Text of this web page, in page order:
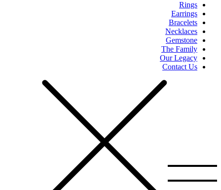
Rings
Earrings
Bracelets
Necklaces
Gemstone
The Family
Our Legacy
Contact Us